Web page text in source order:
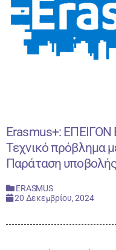
Erasmus+:
Τεχνικό πρόβλημα
Παράταση
ERASMUS
20 Δεκεμβρίου, 2024